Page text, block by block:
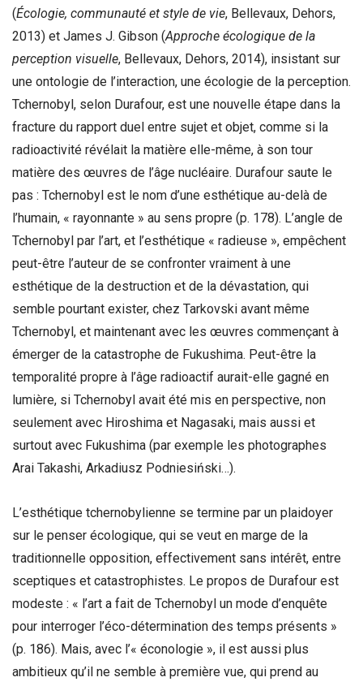
(Écologie, communauté et style de vie, Bellevaux, Dehors,
2013) et James J. Gibson (Approche écologique de la
perception visuelle, Bellevaux, Dehors, 2014), insistant sur
une ontologie de l’interaction, une écologie de la perception.
Tchernobyl, selon Durafour, est une nouvelle étape dans la
fracture du rapport duel entre sujet et objet, comme si la
radioactivité révélait la matière elle-même, à son tour
matière des œuvres de l’âge nucléaire. Durafour saute le
pas : Tchernobyl est le nom d’une esthétique au-delà de
l’humain, « rayonnante » au sens propre (p. 178). L’angle de
Tchernobyl par l’art, et l’esthétique « radieuse », empêchent
peut-être l’auteur de se confronter vraiment à une
esthétique de la destruction et de la dévastation, qui
semble pourtant exister, chez Tarkovski avant même
Tchernobyl, et maintenant avec les œuvres commençant à
émerger de la catastrophe de Fukushima. Peut-être la
temporalité propre à l’âge radioactif aurait-elle gagné en
lumière, si Tchernobyl avait été mis en perspective, non
seulement avec Hiroshima et Nagasaki, mais aussi et
surtout avec Fukushima (par exemple les photographes
Arai Takashi, Arkadiusz Podniesiński…).
L’esthétique tchernobylienne se termine par un plaidoyer
sur le penser écologique, qui se veut en marge de la
traditionnelle opposition, effectivement sans intérêt, entre
sceptiques et catastrophistes. Le propos de Durafour est
modeste : « l’art a fait de Tchernobyl un mode d’enquête
pour interroger l’éco-détermination des temps présents »
(p. 186). Mais, avec l’« éconologie », il est aussi plus
ambitieux qu’il ne semble à première vue, qui prend au